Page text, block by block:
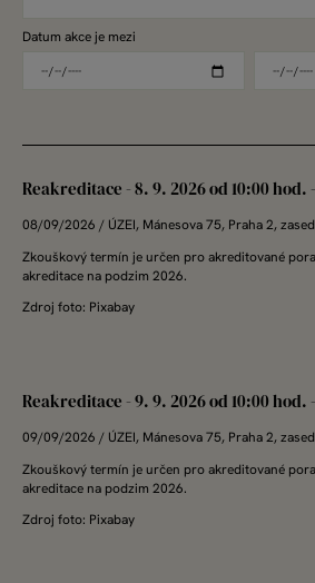
Datum akce je mezi
Reakreditace - 8. 9. 2026 od 10:00
08/09/2026 / ÚZEI, Mánesova 75, Praha 2,
Zkouškový termín je určen pro akreditované
akreditace na podzim 2026.
Zdroj foto: Pixabay
Reakreditace - 9. 9. 2026 od 10:00
09/09/2026 / ÚZEI, Mánesova 75, Praha 2,
Zkouškový termín je určen pro akreditované
akreditace na podzim 2026.
Zdroj foto: Pixabay